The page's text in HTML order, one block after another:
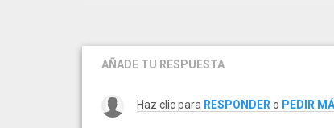
AÑADE TU RESPUESTA
Haz clic para RESPONDER o PEDIR